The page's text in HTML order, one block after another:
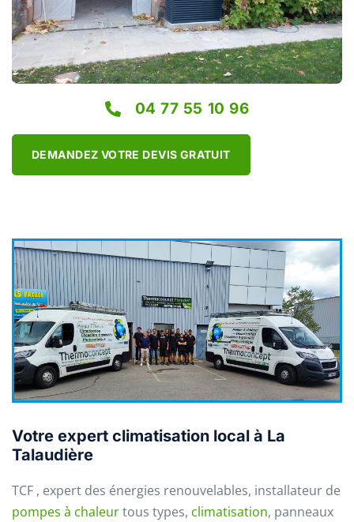
04 77 55 10 96
DEMANDEZ VOTRE DEVIS GRATUIT
Votre expert climatisation local à La
Talaudière
TCF , expert des énergies renouvelables, installateur de
pompes à chaleurtous types, climatisation, panneaux